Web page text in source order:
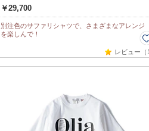
￥29,700
別注色のサファリシャツで、さまざまなアレンジ
を楽しんで！
レビュー（1